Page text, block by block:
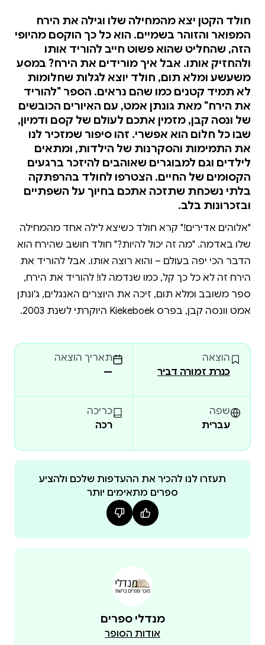
חולד הקטן יצא מהמחילה שלו וגילה את הירח
המפואר והזוהר בשמיים. הוא כל כך הוקסם מהיופי
הזה, שהחליט שהוא פשוט חייב להוריד אותו
ולהחזיק אותו. אבל איך מורידים את הירח? במסע
משעשע ומלא תום, חולד יוצא לגלות שחלומות
לא תמיד קטנים כמו שהם נראים. הספר "להוריד
את הירח" מאת גונתן אמט, עם האיורים הכובשים
של ונסה קבן, מזמין אתכם לעולם של קסם ודמיון,
שבו כל חלום הוא אפשרי. זהו סיפור שמזכיר לנו
את התמימות והסקרנות של הילדות, ומתאים
לילדים וגם למבוגרים שאוהבים להיזכר ברגעים
הקסומים של החיים. הצטרפו לחולד בהרפתקה
בלתי נשכחת שתזכה אתכם בחיוך על השפתיים
ובזכרונות בלב.
"אלוהים אדירים!" קרא חולד כשיצא לילה אחד מהמחילה
שלו באדמה. "מה זה יכול להיות?" חולד חושב שהירח הוא
הדבר הכי יפה בעולם – והוא רוצה אותו. אבל להוריד את
הירח זה לא כל כך קל, כמו שנדמה לו! להוריד את הירח,
ספר משובב ומלא תום, זיכה את היוצרים האנגלים, ג'ונתן
אמט וונסה קבן, בפרס Kiekeboek היוקרתי לשנת 2003.
הוצאה
כנרת זמורה דביר
תאריך הוצאה
—
שפה
עברית
כריכה
רכה
תעזרו לנו להכיר את ההעדפות שלכם ולהציע
ספרים מתאימים יותר
מנדלי ספרים
אודות הסופר